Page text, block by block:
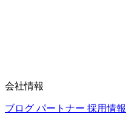
会社情報
ブログ パートナー 採用情報